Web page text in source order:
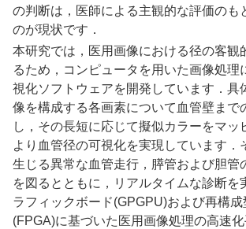
の判断は，医師による主観的な評価のも
のが現状です．​
本研究では，医用画像における径の客観
るため，コンピュータを用いた画像処理
視化ソフトウェアを開発しています．具
像を構成する各画素について血管壁まで
し，その長短に応じて擬似カラーをマッ
より血管径の可視化を実現しています．
生じる異常な血管走行，膵管および胆管
を図るとともに，リアルタイムな診断を
ラフィックボード(GPGPU)および再構成
(FPGA)に基づいた医用画像処理の高速